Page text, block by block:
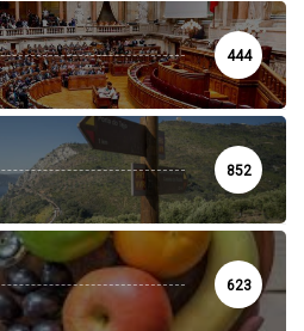
444
852
623